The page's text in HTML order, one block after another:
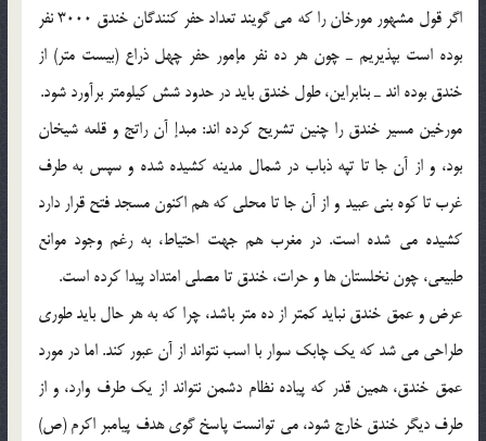
اگر قول مشهور مورخان را که مى گویند تعداد حفر کنندگان خندق 3000 نفر
بوده است بپذیریم ـ چون هر ده نفر مإمور حفر چهل ذراع (بیست متر) از
خندق بوده اند ـ بنابراین، طول خندق باید در حدود شش کیلومتر برآورد شود.
مورخین مسیر خندق را چنین تشریح کرده اند: مبدإ آن راتج و قلعه شیخان
بود، و از آن جا تا تپه ذباب در شمال مدینه کشیده شده و سپس به طرف
غرب تا کوه بنى عبید و از آن جا تا محلى که هم اکنون مسجد فتح قرار دارد
کشیده مى شده است. در مغرب هم جهت احتیاط، به رغم وجود موانع
طبیعى، چون نخلستان ها و حرات، خندق تا مصلى امتداد پیدا کرده است.
عرض و عمق خندق نباید کمتر از ده متر باشد، چرا که به هر حال باید طورى
طراحى مى شد که یک چابک سوار با اسب نتواند از آن عبور کند. اما در مورد
عمق خندق، همین قدر که پیاده نظام دشمن نتواند از یک طرف وارد، و از
طرف دیگر خندق خارج شود، مى توانست پاسخ گوى هدف پیامبر اکرم (ص)